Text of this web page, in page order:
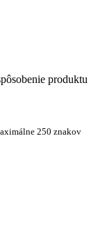
produktu
250 znakov